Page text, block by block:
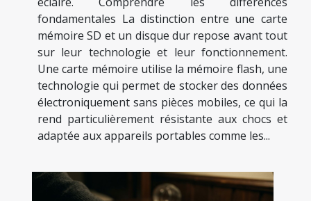
fondamentales La distinction entre une carte
mémoire SD et un disque dur repose avant tout
sur leur technologie et leur fonctionnement.
Une carte mémoire utilise la mémoire flash, une
technologie qui permet de stocker des données
électroniquement sans pièces mobiles, ce qui la
rend particulièrement résistante aux chocs et
adaptée aux appareils portables comme les...